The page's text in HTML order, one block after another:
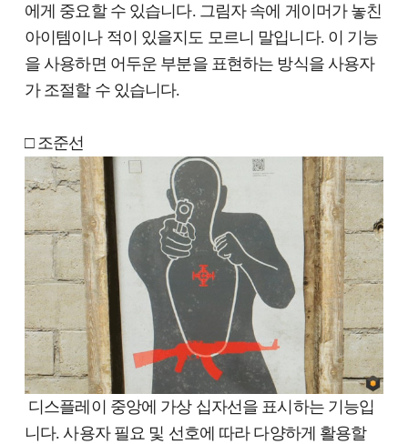
에게 중요할 수 있습니다. 그림자 속에 게이머가 놓친
아이템이나 적이 있을지도 모르니 말입니다. 이 기능
을 사용하면 어두운 부분을 표현하는 방식을 사용자
가 조절할 수 있습니다.
□ 조준선
디스플레이 중앙에 가상 십자선을 표시하는 기능입
니다. 사용자 필요 및 선호에 따라 다양하게 활용할